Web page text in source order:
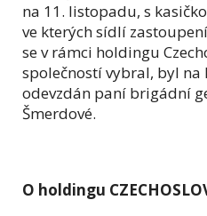
na 11. listopadu, s
ve kterých sídlí
se v rámci holdingu
společností vybral, byl
odevzdán paní brigádní
Šmerdové.
O holdingu